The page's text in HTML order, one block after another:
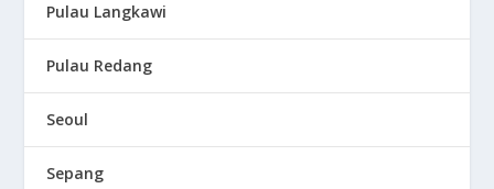
Pulau Langkawi
Pulau Redang
Seoul
Sepang